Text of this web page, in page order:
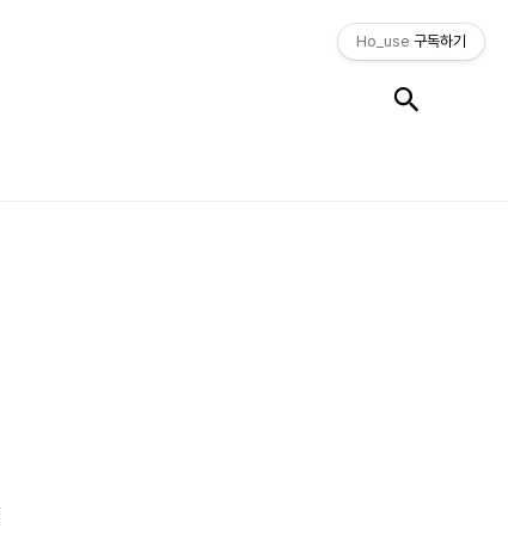
Ho_use 구독하기